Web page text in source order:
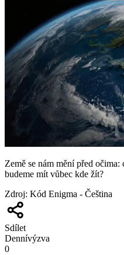
Země se nám mění před
budeme mít vůbec kde žít?
Zdroj: Kód Enigma - Čeština
Sdílet
Dennívýzva
0